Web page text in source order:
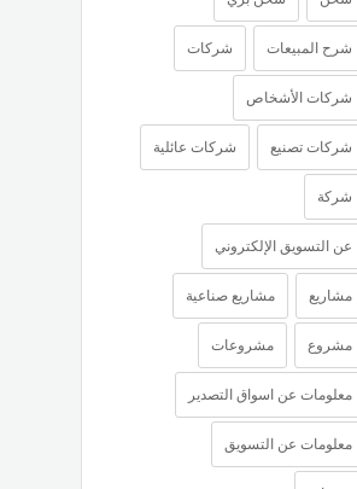
شرح المبيعات شركات
شركات الأشخاص
شركات تصنيع شركات عائلية
شركة
عن التسويق الإلكتروني
مشاريع مشاريع صناعية
مشروع مشروعات
معلومات عن اسواق التصدير
معلومات عن التسويق